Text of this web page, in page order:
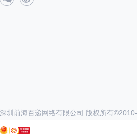
深圳前海百递网络有限公司 版权所有©2010-